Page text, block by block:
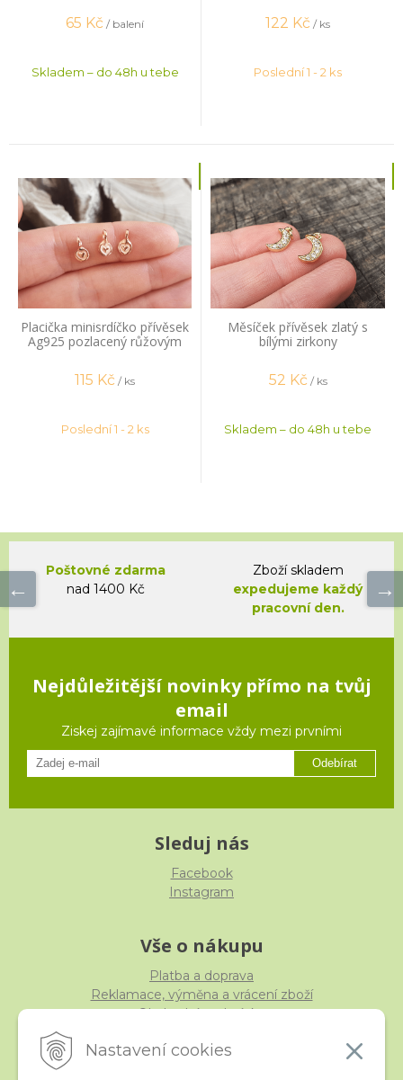
Nastavení cookies
65 Kč / balení
Skladem – do 48h u tebe
122 Kč / ks
Poslední 1 - 2 ks
Placička minisrdíčko přívěsek
Ag925 pozlacený růžovým
zlatem
115 Kč / ks
Poslední 1 - 2 ks
Měsíček přívěsek zlatý s
bílými zirkony
52 Kč / ks
Skladem – do 48h u tebe
Poštovné zdarma
nad 1400 Kč
Zboží skladem
expedujeme každý
pracovní den.
Nejdůležitější novinky přímo na tvůj
email
Ziskej zajímavé informace vždy mezi prvními
Odebírat
Sleduj nás
Facebook
Instagram
Vše o nákupu
Platba a doprava
Reklamace, výměna a vrácení zboží
Obchodní podmínky